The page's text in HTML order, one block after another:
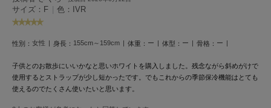
le
ルコックスポルティフ
LeSportsac
サイズ：F 色：IVR
性別： 女性 身長： 155cm～159cm 体重： ー 体型： ー 骨格： ー
子供とのお散歩にいいかなと思いホワイトを購入しました。残念ながら斜めがけで
使用するとストラップが少し短かったです。でもこれからの季節保冷機能はとても
使えるのでたくさん使いたいと思います。